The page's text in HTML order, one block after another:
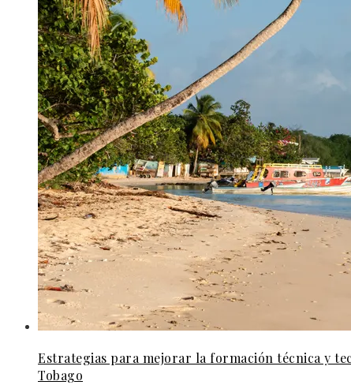
Estrategias para mejorar la formación técnica y
Tobago